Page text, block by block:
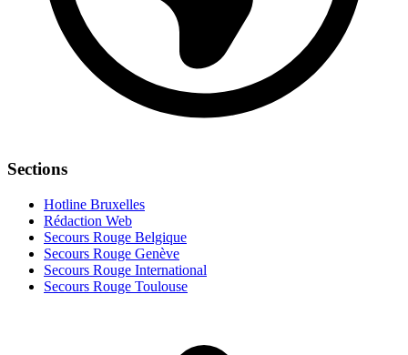
Sections
Hotline Bruxelles
Rédaction Web
Secours Rouge Belgique
Secours Rouge Genève
Secours Rouge International
Secours Rouge Toulouse